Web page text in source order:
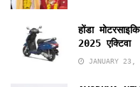
होंडा
2025 एक्टिवा
JANUARY 23,